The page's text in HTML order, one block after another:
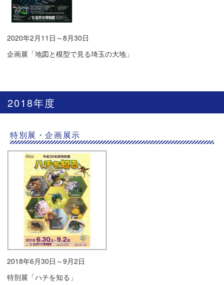
2020年2月11日～8月30日
企画展「地図と模型で見る埼玉の大地」
2018年度
特別展・企画展示
2018年6月30日～9月2日
特別展「ハチを知る」